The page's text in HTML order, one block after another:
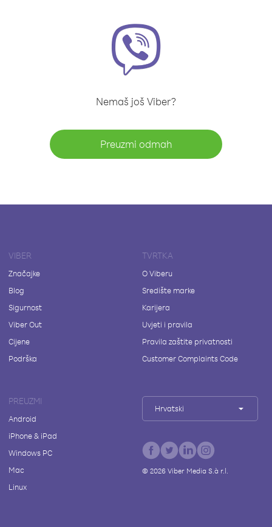
Nemaš još Viber?
Preuzmi odmah
VIBER
Značajke
Blog
Sigurnost
Viber Out
Cijene
Podrška
TVRTKA
O Viberu
Središte marke
Karijera
Uvjeti i pravila
Pravila zaštite privatnosti
Customer Complaints Code
PREUZMI
Android
iPhone & iPad
Windows PC
Mac
Linux
Hrvatski
© 2026Viber Media S.à r.l.